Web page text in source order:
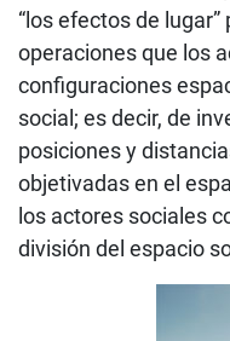
“los efectos de
operaciones que los
configuraciones
social; es decir, de
posiciones y
objetivadas en el
los actores sociales
división del espacio